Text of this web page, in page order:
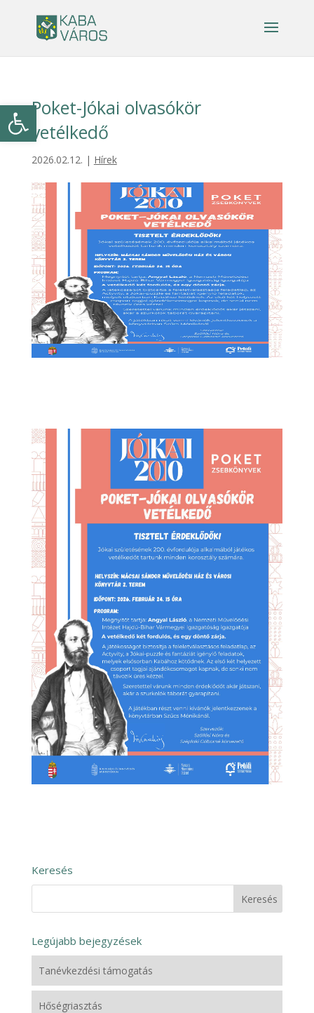
Eszköztár megnyitása
Poket-Jókai olvasókör
vetélkedő
2026.02.12. | Hírek
Keresés
Legújabb bejegyzések
Tanévkezdési támogatás
Hőségriasztás